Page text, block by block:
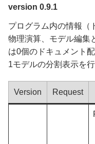
version 0.9.1
プログラム内の情報（
物理演算、モデル編集
は0個のドキュメント
1モデルの分割表示を
Version Request